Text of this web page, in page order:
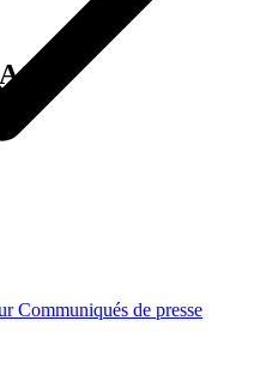
Communiqués de presse